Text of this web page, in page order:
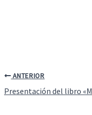
ANTERIOR
Presentación del libro